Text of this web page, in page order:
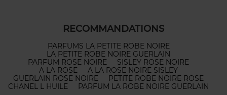
RECOMMANDATIONS
PARFUMS LA PETITE ROBE NOIRE
LA PETITE ROBE NOIRE GUERLAIN
PARFUM ROSE NOIRE
SISLEY ROSE NOIRE
A LA ROSE
A LA ROSE NOIRE SISLEY
GUERLAIN ROSE NOIRE
PETITE ROBE NOIRE ROSE
CHANEL L HUILE
PARFUM LA ROBE NOIRE GUERLAIN